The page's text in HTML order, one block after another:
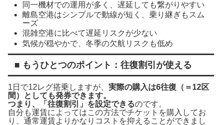
同一機材での運用が多く、遅延しても繋がりやすい
離島空港はシンプルで動線が短く、乗り継ぎもスム
ーズ
混雑空港に比べて遅延リスクが少ない
気候が穏やかで、冬季の欠航リスクも低め
■ もうひとつのポイント：往復割引が使える
1日で12レグ搭乗しますが、 実際の購入は6往復（＝12区
間）としても発券できます。
つまり、「往復割引」を設定できるのです。
自分も運賃によってはこの方法でチケットを購入してお
り、通常運賃よりかなりコストを抑えることができまし